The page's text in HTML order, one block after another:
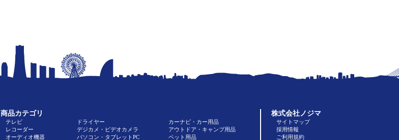
商品カテゴリ
テレビ
レコーダー
オーディオ機器
ドライヤー
デジカメ・ビデオカメラ
パソコン・タブレットPC
カーナビ・カー用品
アウトドア・キャンプ用品
ペット用品
株式会社ノジマ
サイトマップ
採用情報
ご利用規約